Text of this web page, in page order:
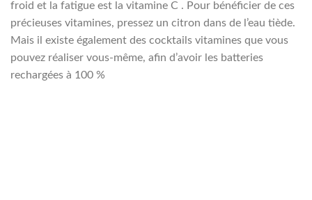
froid et la fatigue est la vitamine C . Pour bénéficier de ces
précieuses vitamines, pressez un citron dans de l’eau tiède.
Mais il existe également des cocktails vitamines que vous
pouvez réaliser vous-même, afin d’avoir les batteries
rechargées à 100 %